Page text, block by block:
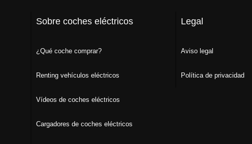
Sobre coches eléctricos
¿Qué coche comprar?
Renting vehículos eléctricos
Vídeos de coches eléctricos
Cargadores de coches eléctricos
Legal
Aviso legal
Política de privacidad